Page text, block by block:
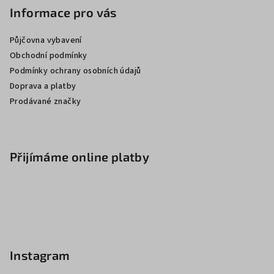
Informace pro vás
Půjčovna vybavení
Obchodní podmínky
Podmínky ochrany osobních údajů
Doprava a platby
Prodávané značky
Přijímáme online platby
Instagram